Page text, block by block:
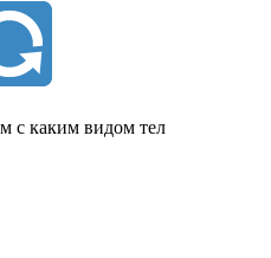
с каким видом тел